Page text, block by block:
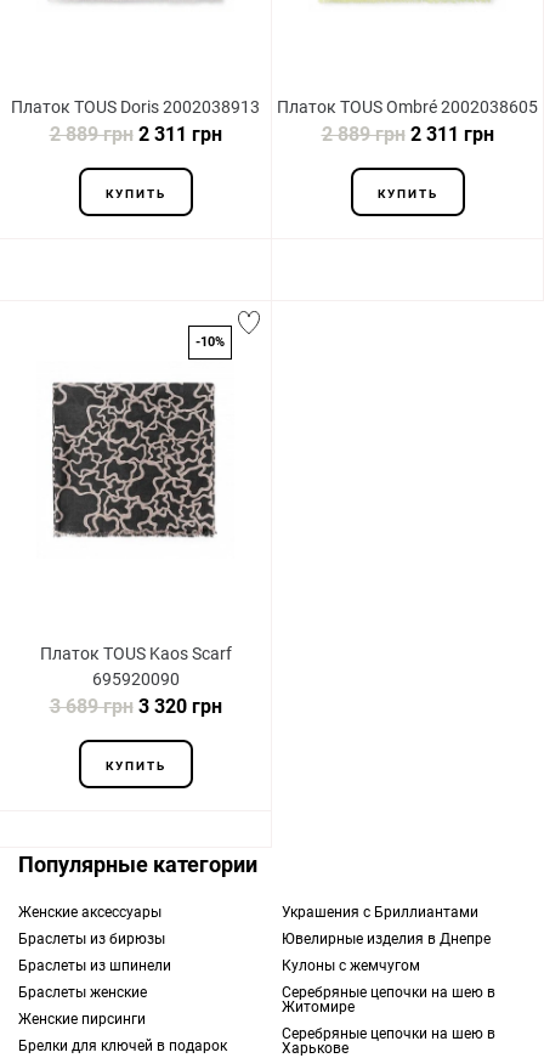
Платок TOUS Doris 2002038913
2 889 грн2 311 грн
КУПИТЬ
Платок TOUS Ombré 2002038605
2 889 грн2 311 грн
КУПИТЬ
-10%
Платок TOUS Kaos Scarf
695920090
3 689 грн3 320 грн
КУПИТЬ
Популярные категории
Женские аксессуары
Браслеты из бирюзы
Браслеты из шпинели
Браслеты женские
Женские пирсинги
Брелки для ключей в подарок
Украшения с Бриллиантами
Ювелирные изделия в Днепре
Кулоны с жемчугом
Серебряные цепочки на шею в
Житомире
Серебряные цепочки на шею в
Харькове